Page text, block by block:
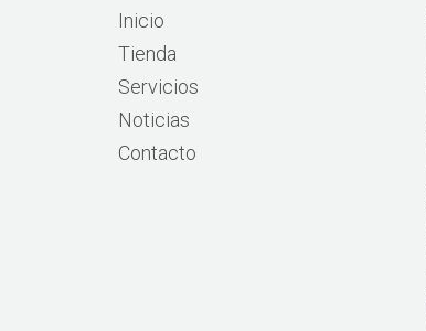
Inicio
Tienda
Servicios
Noticias
Contacto